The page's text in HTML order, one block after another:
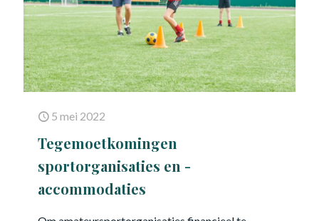
5 mei 2022
Tegemoetkomingen
sportorganisaties en -
accommodaties